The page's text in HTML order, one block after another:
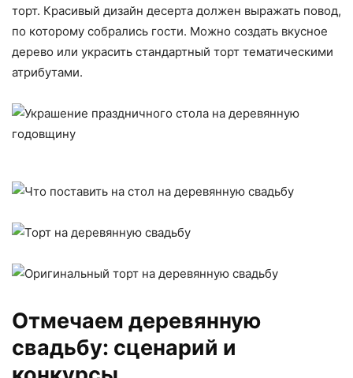
торт. Красивый дизайн десерта должен выражать повод,
по которому собрались гости. Можно создать вкусное
дерево или украсить стандартный торт тематическими
атрибутами.
Отмечаем деревянную
свадьбу: сценарий и